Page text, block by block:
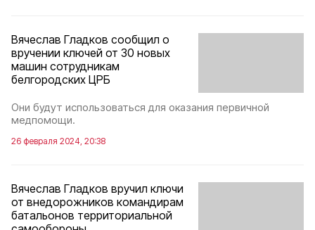
Вячеслав Гладков сообщил о
вручении ключей от 30 новых
машин сотрудникам
белгородских ЦРБ
Они будут использоваться для оказания первичной
медпомощи.
26 февраля 2024, 20:38
Вячеслав Гладков вручил ключи
от внедорожников командирам
батальонов территориальной